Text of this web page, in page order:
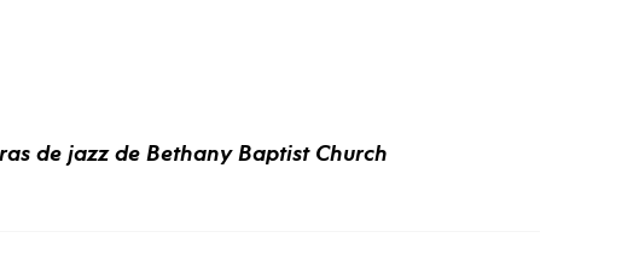
de jazz de Bethany Baptist Church